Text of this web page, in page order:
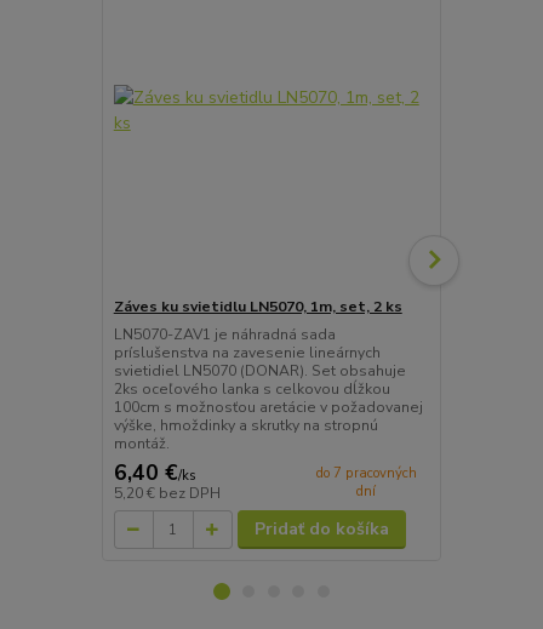
Záves ku svietidlu LN5070, 1m, set, 2 ks
LN5070-ZAV1 je náhradná sada
príslušenstva na zavesenie lineárnych
svietidiel LN5070 (DONAR). Set obsahuje
2ks oceľového lanka s celkovou dĺžkou
100cm s možnosťou aretácie v požadovanej
výške, hmoždinky a skrutky na stropnú
montáž.
6,40 €/ks
5,20 € bez DPH
do 7 pracovných
dní
Pridať do košíka